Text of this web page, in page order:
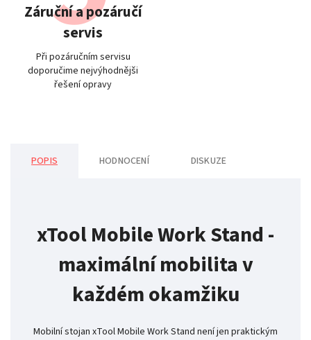
Záruční a pozáručí
servis
Při pozáručním servisu
doporučime nejvýhodnějši
řešení opravy
POPIS HODNOCENÍ DISKUZE
xTool Mobile Work Stand -
maximální mobilita v
každém okamžiku
Mobilní stojan xTool Mobile Work Stand není jen praktickým